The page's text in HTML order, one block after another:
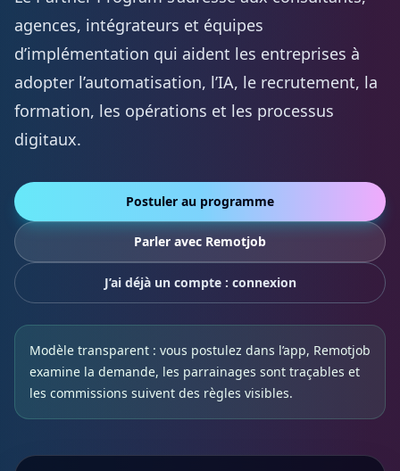
agences, intégrateurs et équipes
d’implémentation qui aident les entreprises à
adopter l’automatisation, l’IA, le recrutement, la
formation, les opérations et les processus
digitaux.
Postuler au programme
Parler avec Remotjob
J’ai déjà un compte : connexion
Modèle transparent : vous postulez dans l’app, Remotjob
examine la demande, les parrainages sont traçables et
les commissions suivent des règles visibles.